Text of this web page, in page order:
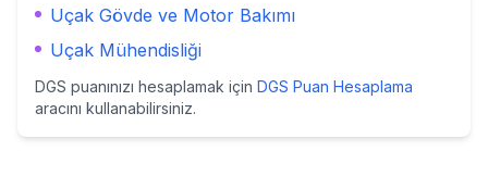
Uçak Gövde ve Motor Bakımı
Uçak Mühendisliği
DGS puanınızı hesaplamak için DGS Puan Hesaplama
aracını kullanabilirsiniz.